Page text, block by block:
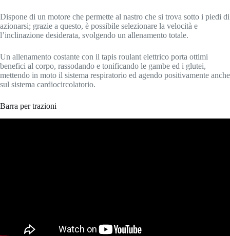
Dispone di un motore che permette al nastro che si trova sotto i piedi di
azionarsi; grazie a questo, è possibile selezionare la velocità e
l’inclinazione desiderata, svolgendo un allenamento totale.
Un allenamento costante con il tapis roulant elettrico porta ottimi
benefici al corpo, rassodando e tonificando le gambe ed i glutei,
mettendo in moto il sistema respiratorio ed agendo positivamente anche
sul sistema cardiocircolatorio.
Barra per trazioni